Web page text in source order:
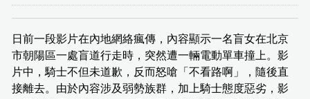
日前一段影片在內地網絡瘋傳，內容顯示一名盲女在北京
市朝陽區一處盲道行走時，突然遭一輛電動單車撞上。影
片中，騎士不但未道歉，反而怒嗆「不看路啊」，隨後直
接離去。由於內容涉及弱勢族群，加上騎士態度惡劣，影